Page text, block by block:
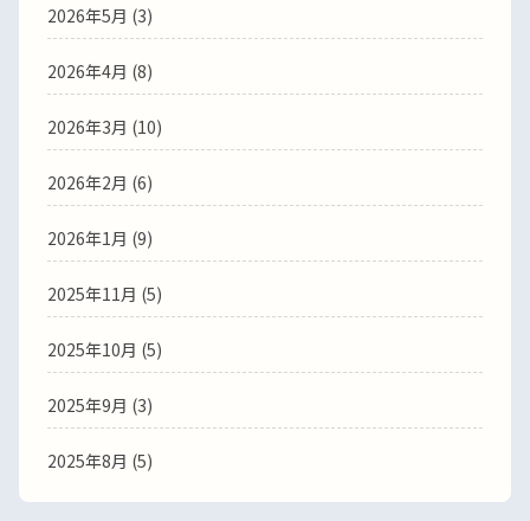
2026年5月 (3)
2026年4月 (8)
2026年3月 (10)
2026年2月 (6)
2026年1月 (9)
2025年11月 (5)
2025年10月 (5)
2025年9月 (3)
2025年8月 (5)